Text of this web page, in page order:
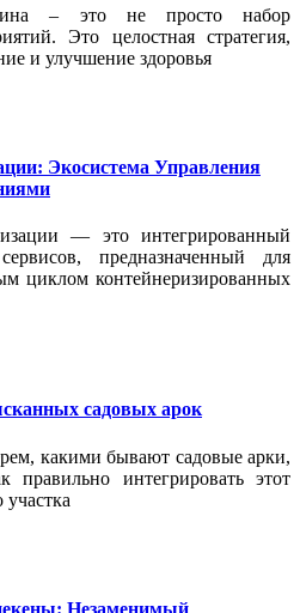
– это не просто набор
Это целостная стратегия,
и улучшение здоровья
Экосистема Управления
— это интегрированный
предназначенный для
циклом контейнеризированных
садовых арок
какими бывают садовые арки,
интегрировать этот
Незаменимый